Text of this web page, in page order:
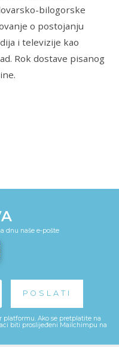
bilogorske
o postojanju
i televizije kao
Rok dostave pisanog
dnu naše e-pošte
platformu. Ako se pretplatite na
biti proslijeđeni Mailchimpu na